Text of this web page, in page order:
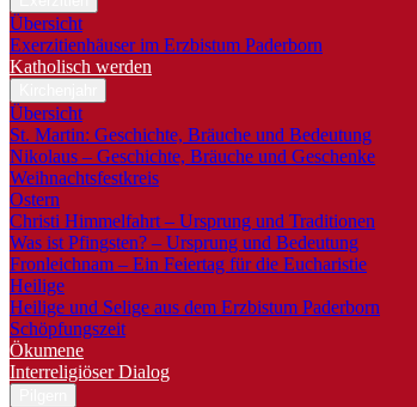
Übersicht
Exerzitienhäuser im Erzbistum Paderborn
Katholisch werden
Übersicht
St. Martin: Geschichte, Bräuche und Bedeutung
Nikolaus – Geschichte, Bräuche und Geschenke
Weihnachtsfestkreis
Ostern
Christi Himmelfahrt – Ursprung und Traditionen
Was ist Pfingsten? – Ursprung und Bedeutung
Fronleichnam – Ein Feiertag für die Eucharistie
Heilige
Heilige und Selige aus dem Erzbistum Paderborn
Schöpfungszeit
Ökumene
Interreligiöser Dialog